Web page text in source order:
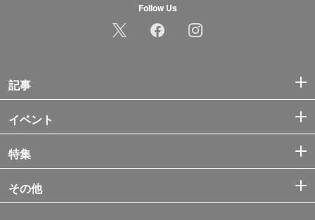
Follow Us
記事
イベント
特集
その他